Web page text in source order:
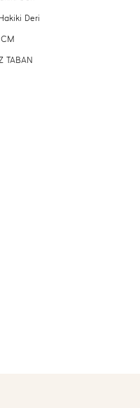
Deri
TABAN